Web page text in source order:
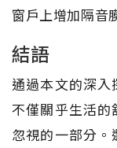
窗戶上增加隔音
結語
通過本文的深
不僅關乎生活的
忽視的一部分